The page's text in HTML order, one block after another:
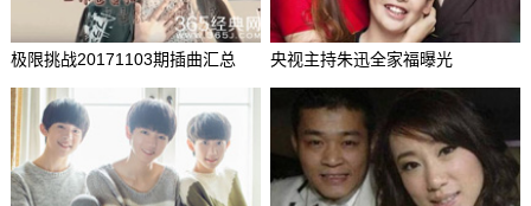
极限挑战20171103期插曲汇总 央视主持朱迅全家福曝光